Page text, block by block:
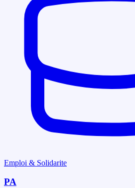
Emploi & Solidarite
PA